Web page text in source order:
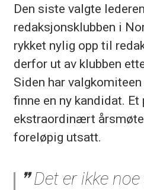
Den siste valgte
redaksjonsklubben i
rykket nylig opp til
derfor ut av klubben
Siden har
finne en ny kandidat. Et
ekstraordinært
foreløpig utsatt.
Det er ikke